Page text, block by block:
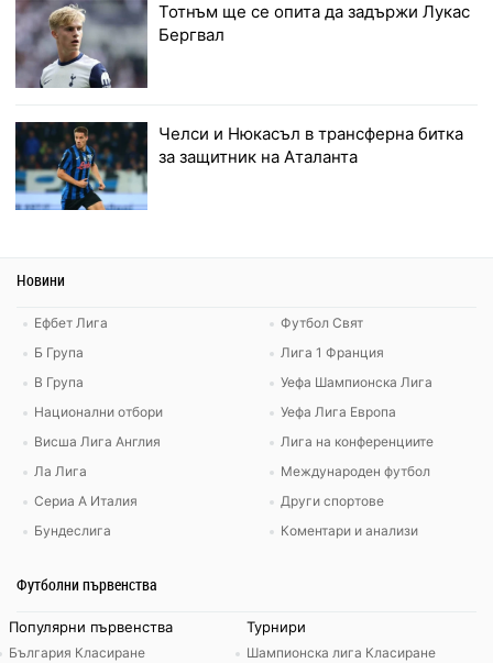
Тотнъм ще се опита да задържи Лукас
Бергвал
Челси и Нюкасъл в трансферна битка
за защитник на Аталанта
Новини
Ефбет Лига
Б Група
В Група
Национални отбори
Висша Лига Англия
Ла Лига
Сериа А Италия
Бундеслига
Футбол Свят
Лига 1 Франция
Уефа Шампионска Лига
Уефа Лига Европа
Лига на конференциите
Международен футбол
Други спортове
Коментари и анализи
Футболни първенства
Популярни първенства
България Класиране
Турнири
Шампионска лига Класиране